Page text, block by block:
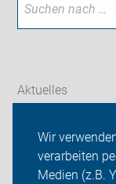
Wir
verarbeiten
Medien (z.B.
Aktuelles
ADFC Potsdam